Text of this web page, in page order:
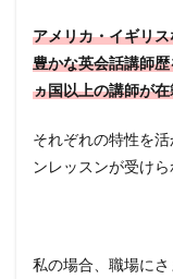
アメリカ・イギリ
豊かな英会話講師
ヵ国以上の講師が
それぞれの特性を
ンレッスンが受けら
私の場合、職場に